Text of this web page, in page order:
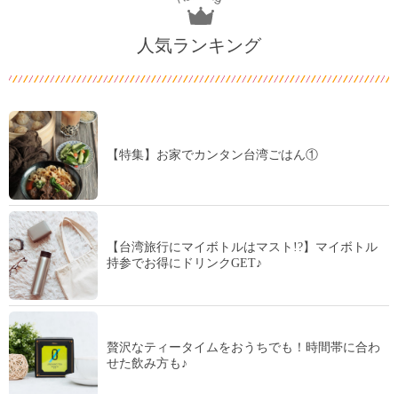
人気ランキング
【特集】お家でカンタン台湾ごはん①
【台湾旅行にマイボトルはマスト!?】マイボトル
持参でお得にドリンクGET♪
贅沢なティータイムをおうちでも！時間帯に合わ
せた飲み方も♪